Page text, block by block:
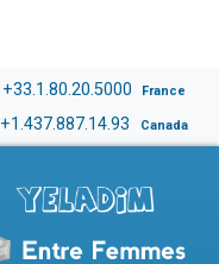
+33.1.80.20.5000 France
+1.437.887.14.93 Canada